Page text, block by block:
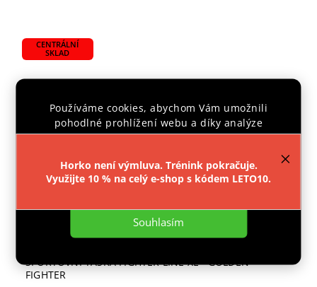
Používáme cookies, abychom Vám umožnili
pohodlné prohlížení webu a díky analýze
provozu webu neustále zlepšovali jeho funkce,
Nastavení
Souhlasím
Horko není výmluva. Trénink pokračuje.
Využijte 10 % na celý e-shop s kódem LETO10.
CENTRÁLNÍ
SKLAD
SPORTOVNÍ TAŠKA FIGHTER LINE XL - GOLDEN
FIGHTER